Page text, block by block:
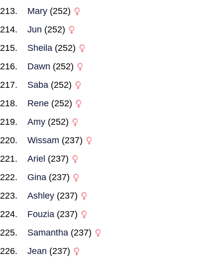
Mary (252)
Jun (252)
Sheila (252)
Dawn (252)
Saba (252)
Rene (252)
Amy (252)
Wissam (237)
Ariel (237)
Gina (237)
Ashley (237)
Fouzia (237)
Samantha (237)
Jean (237)